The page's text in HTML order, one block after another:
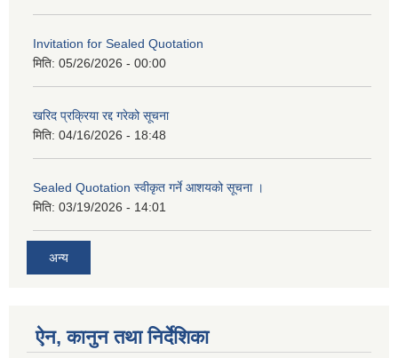
Invitation for Sealed Quotation
मिति: 05/26/2026 - 00:00
खरिद प्रक्रिया रद्द गरेको सूचना
मिति: 04/16/2026 - 18:48
Sealed Quotation स्वीकृत गर्ने आशयको सूचना ।
मिति: 03/19/2026 - 14:01
अन्य
ऐन, कानुन तथा निर्देशिका